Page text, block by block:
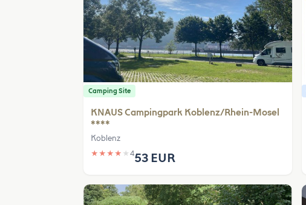
Camping Site
KNAUS Campingpark Koblenz/Rhein-Mosel
****
Koblenz
★ ★ ★ ★ ★ 453 EUR